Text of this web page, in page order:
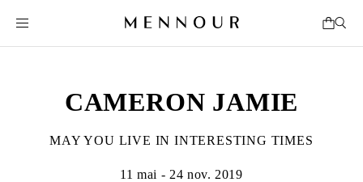
CAMERON JAMIE
MAY YOU LIVE IN INTERESTING TIMES
11 mai - 24 nov. 2019